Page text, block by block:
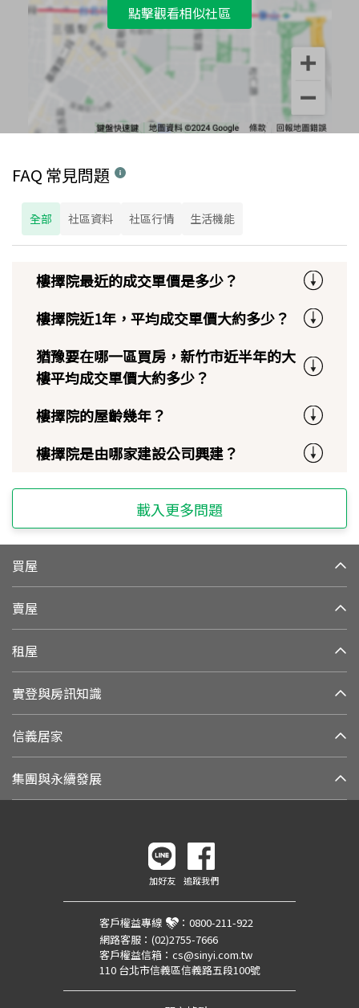
點擊觀看相似社區
FAQ 常見問題
全部 社區資料 社區行情 生活機能
樓擇院最近的成交單價是多少？
樓擇院近1年，平均成交單價大約多少？
猶豫要在哪一區買房，新竹市近半年的大
樓平均成交單價大約多少？
樓擇院的屋齡幾年？
樓擇院是由哪家建設公司興建？
載入更多問題
買屋
賣屋
租屋
實登與房訊知識
信義居家
集團與永續發展
加好友 追蹤我們
客戶權益專線 ： 0800-211-922
網路客服： (02)2755-7666
客戶權益信箱： cs@sinyi.com.tw
110 台北市信義區信義路五段100號